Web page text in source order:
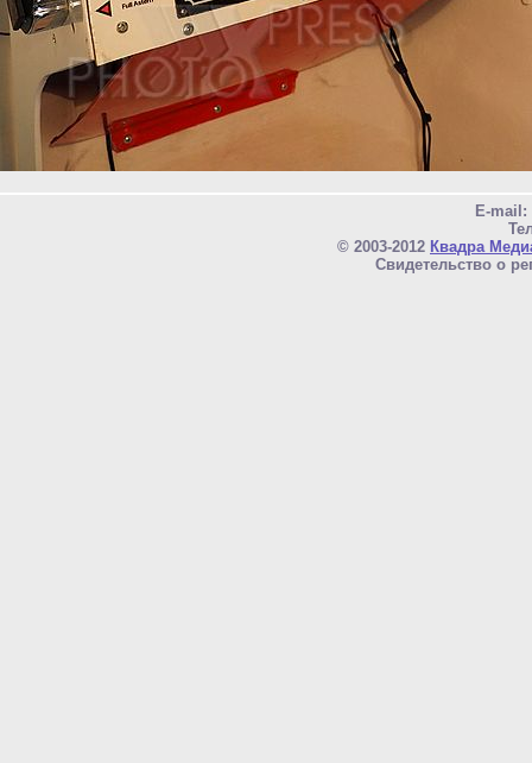
E-mail:
© 2003-2012 Квадра
Свидетельство о